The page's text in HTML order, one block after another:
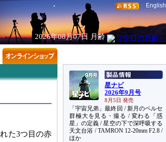
English
2026年08月07日 月齢
た3つ目の赤
星ナビ
2026年9月号
8月5日 発売
「宇宙兄弟」最終回 / 新月のペルセ
群極大を見る・撮る / 変わる「惑
星」の定義 / 星空の下で深呼吸する
天文台浴 / TAMRON 12-20mm F2.8 /
ほか